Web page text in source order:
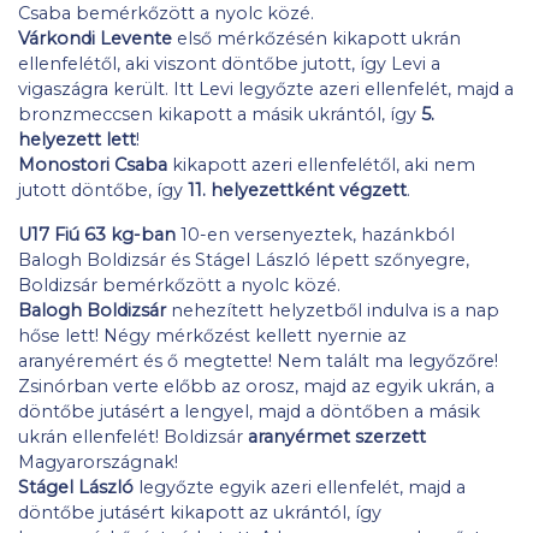
Csaba bemérkőzött a nyolc közé.
Várkondi Levente első mérkőzésén kikapott ukrán
ellenfelétől, aki viszont döntőbe jutott, így Levi a
vigaszágra került. Itt Levi legyőzte azeri ellenfelét, majd a
bronzmeccsen kikapott a másik ukrántól, így 5.
helyezett lett!
Monostori Csaba kikapott azeri ellenfelétől, aki nem
jutott döntőbe, így 11. helyezettként végzett.
U17 Fiú 63 kg-ban 10-en versenyeztek, hazánkból
Balogh Boldizsár és Stágel László lépett szőnyegre,
Boldizsár bemérkőzött a nyolc közé.
Balogh Boldizsárnehezített helyzetből indulva is a nap
hőse lett! Négy mérkőzést kellett nyernie az
aranyéremért és ő megtette! Nem talált ma legyőzőre!
Zsinórban verte előbb az orosz, majd az egyik ukrán, a
döntőbe jutásért a lengyel, majd a döntőben a másik
ukrán ellenfelét! Boldizsár aranyérmet szerzett
Magyarországnak!
Stágel László legyőzte egyik azeri ellenfelét, majd a
döntőbe jutásért kikapott az ukrántól, így